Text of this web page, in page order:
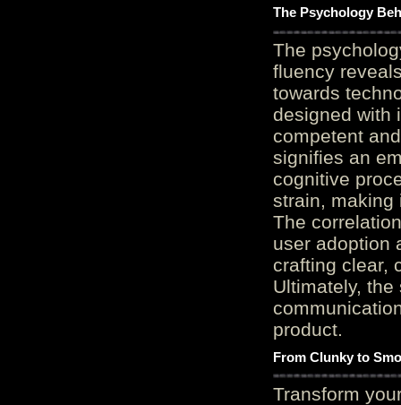
The Psychology
The
fluency
towards
designed with
competent
signifies an
cognitive
strain, making
The
user adoption
crafting clear,
Ultimately,
product.
From Clunky to
Transform